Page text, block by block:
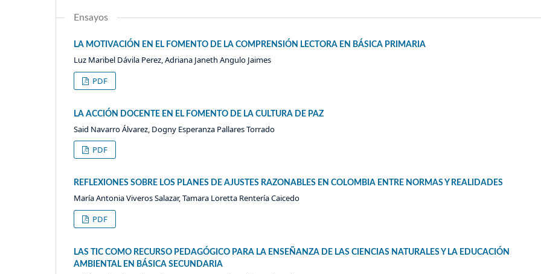
Ensayos
LA MOTIVACIÓN EN EL FOMENTO DE LA COMPRENSIÓN LECTORA EN BÁSICA PRIMARIA
Luz Maribel Dávila Perez, Adriana Janeth Angulo Jaimes
PDF
LA ACCIÓN DOCENTE EN EL FOMENTO DE LA CULTURA DE PAZ
Said Navarro Álvarez, Dogny Esperanza Pallares Torrado
PDF
REFLEXIONES SOBRE LOS PLANES DE AJUSTES RAZONABLES EN COLOMBIA ENTRE NORMAS Y REALIDADES
María Antonia Viveros Salazar, Tamara Loretta Rentería Caicedo
PDF
LAS TIC COMO RECURSO PEDAGÓGICO PARA LA ENSEÑANZA DE LAS CIENCIAS NATURALES Y LA EDUCACIÓN
AMBIENTAL EN BÁSICA SECUNDARIA